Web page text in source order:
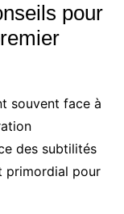
pour
souvent face à
des subtilités
primordial pour